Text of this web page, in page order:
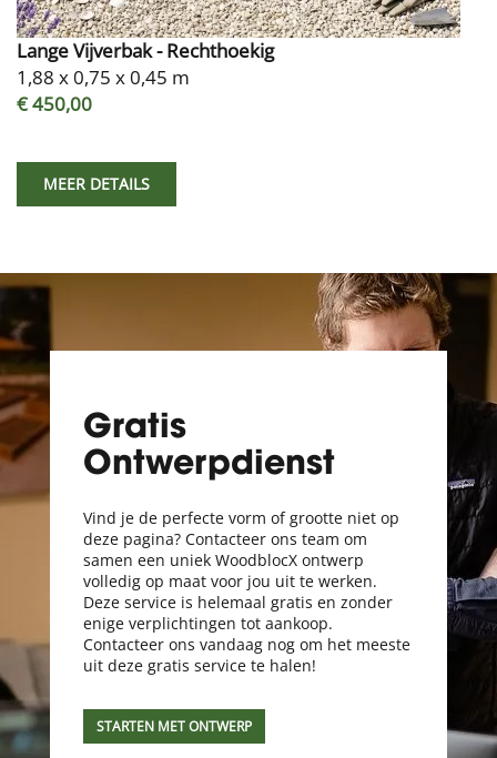
Lange Vijverbak - Rechthoekig
1,88 x 0,75 x 0,45 m
€ 450,00
MEER DETAILS
Gratis
Ontwerpdienst
Vind je de perfecte vorm of grootte niet op
deze pagina? Contacteer ons team om
samen een uniek WoodblocX ontwerp
volledig op maat voor jou uit te werken.
Deze service is helemaal gratis en zonder
enige verplichtingen tot aankoop.
Contacteer ons vandaag nog om het meeste
uit deze gratis service te halen!
STARTEN MET ONTWERP